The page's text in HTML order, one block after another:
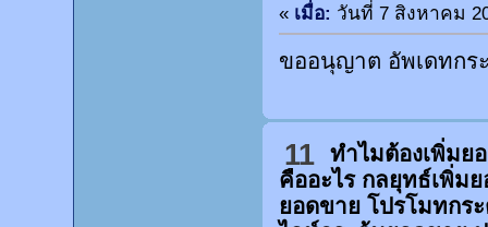
« เมื่อ: วันที่ 7 สิงหาคม
ขออนุญาต อัพเดทกร
11
ทำไมต้องเพิ่มย
คืออะไร กลยุทธ์เพิ่ม
ยอดขาย โปรโมทกร